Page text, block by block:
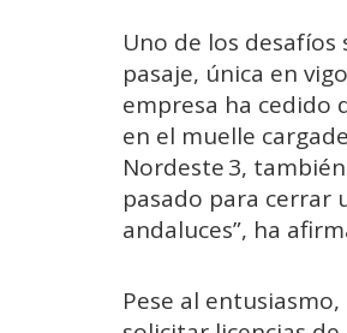
Uno de los
pasaje, única en
empresa ha cedido
en el muelle
Nordeste 3,
pasado para cerrar
andaluces”, ha
Pese al